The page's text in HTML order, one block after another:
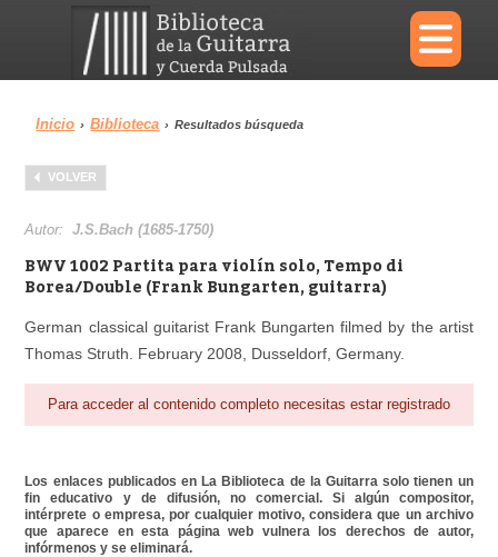
×
Menu
Biblioteca
Área personal Reproductor
Inicio › Biblioteca › Resultados búsqueda
VOLVER
Autor:J.S.Bach (1685-1750)
BWV 1002 Partita para violín solo, Tempo di
Borea/Double (Frank Bungarten, guitarra)
German classical guitarist Frank Bungarten filmed by the artist
Thomas Struth. February 2008, Dusseldorf, Germany.
Para acceder al contenido completo necesitas estar registrado
Los enlaces publicados en La Biblioteca de la Guitarra solo tienen un
fin educativo y de difusión, no comercial. Si algún compositor,
intérprete o empresa, por cualquier motivo, considera que un archivo
que aparece en esta página web vulnera los derechos de autor,
infórmenos y se eliminará.